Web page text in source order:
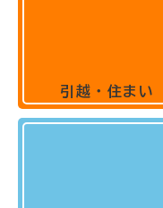
引越・住まい